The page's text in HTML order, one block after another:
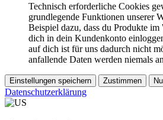
Technisch erforderliche Cookies
grundlegende Funktionen unserer
Beispiel dazu, dass du Produkte
dich in dein Kundenkonto
auf dich ist für uns dadurch nicht
anfallende Daten werden niemals
Einstellungen speichern Zustimmen
Datenschutzerklärung